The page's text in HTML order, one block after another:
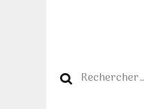
Rechercher :